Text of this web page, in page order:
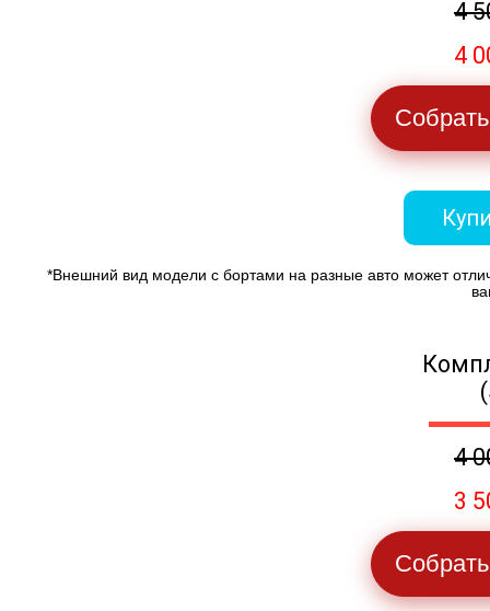
4
4
*Внешний вид модели с бортами на разные авто может
4
3